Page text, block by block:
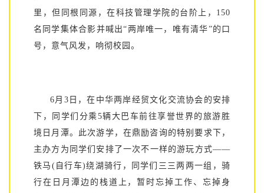
里，但同根同源，在科技管理学院的台阶上，150
名同学集体合影并喊出“两岸唯一，唯有清华”的口
号，意气风发，响彻校园。
6月3日，在中华两岸经贸文化交流协会的安排
下，同学们分乘5辆大巴车前往享誉世界的旅游胜
境日月潭。此次游学，在鼎励咨询的特别要求下，
主办方为同学们安排了一次不一样的游玩方式——
铁马(自行车)绕湖骑行，同学们三三两两一组，骑
行在日月潭边的栈道上，暂时忘掉工作、忘掉身